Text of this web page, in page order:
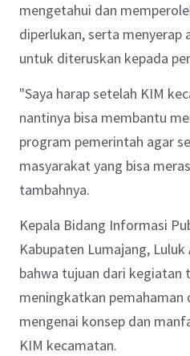
mengetahui dan
diperlukan, serta menyerap
untuk diteruskan kepada
"Saya harap setelah KIM
nantinya bisa membantu
program pemerintah agar
masyarakat yang bisa
tambahnya.
Kepala Bidang Informasi
Kabupaten Lumajang,
bahwa tujuan dari kegiatan
meningkatkan
mengenai konsep dan
KIM kecamatan.